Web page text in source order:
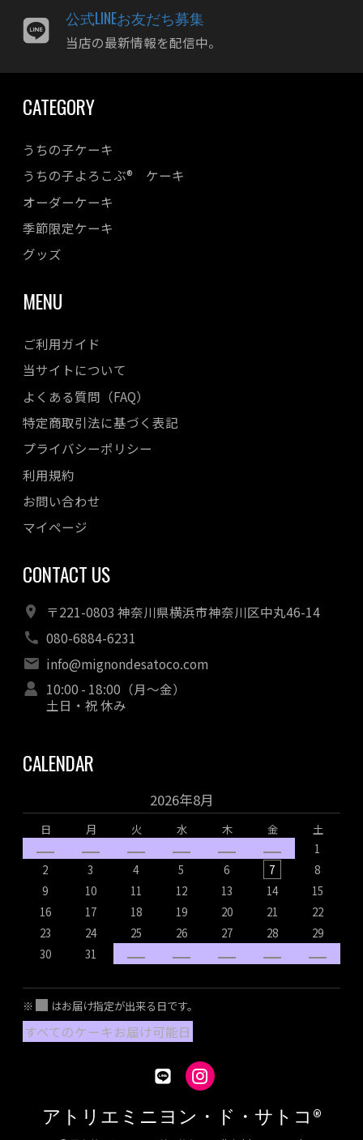
公式LINEお友だち募集
当店の最新情報を配信中。
CATEGORY
うちの子ケーキ
うちの子よろこぶ® ケーキ
オーダーケーキ
季節限定ケーキ
グッズ
MENU
ご利用ガイド
当サイトについて
よくある質問（FAQ）
特定商取引法に基づく表記
プライバシーポリシー
利用規約
お問い合わせ
マイページ
CONTACT US
〒221-0803 神奈川県横浜市神奈川区中丸46-14
080-6884-6231
info@mignondesatoco.com
10:00 - 18:00（月～金）
土日・祝 休み
CALENDAR
2026年8月
日 月 火 水 木 金
土
1
2
3 4 5 6 7
8
9
10 11 12 13 14
15
16
17 18 19 20 21
22
23
24 25 26 27 28
29
30
31
※ はお届け指定が出来る日です。
すべてのケーキお届け可能日
アトリエミニヨン・ド・サトコ®